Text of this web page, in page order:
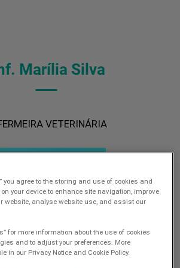
Marília Silva
VETERINÁRIA
you agree to the storing and use of cookies and
your device to enhance site navigation, improve
website, analyse website use, and assist our
for more information about the use of cookies
and to adjust your preferences. More
in our Privacy Notice and Cookie Policy.